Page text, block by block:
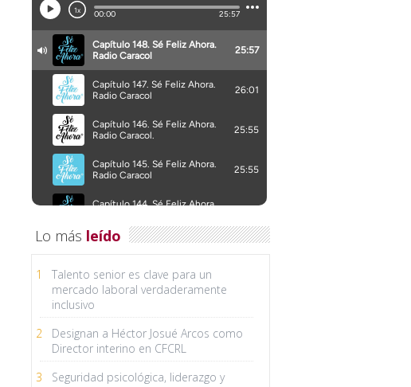
Lo más leído
1
Talento senior es clave para un
mercado laboral verdaderamente
inclusivo
2
Designan a Héctor Josué Arcos como
Director interino en CFCRL
3
Seguridad psicológica, liderazgo y